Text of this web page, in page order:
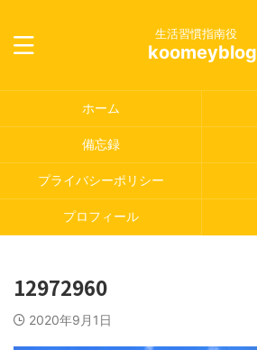
生活習慣指南役
koomeyblog
ホーム
備忘録
プライバシーポリシー
プロフィール
12972960
2020年9月1日